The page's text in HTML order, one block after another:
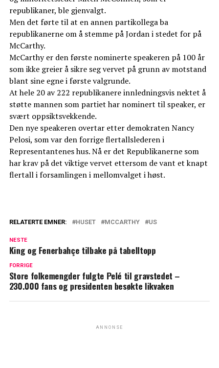
republikaner, ble gjenvalgt.
Men det førte til at en annen partikollega ba
republikanerne om å stemme på Jordan i stedet for på
McCarthy.
McCarthy er den første nominerte speakeren på 100 år
som ikke greier å sikre seg vervet på grunn av motstand
blant sine egne i første valgrunde.
At hele 20 av 222 republikanere innledningsvis nektet å
støtte mannen som partiet har nominert til speaker, er
svært oppsiktsvekkende.
Den nye speakeren overtar etter demokraten Nancy
Pelosi, som var den forrige flertallslederen i
Representantenes hus. Nå er det Republikanerne som
har krav på det viktige vervet ettersom de vant et knapt
flertall i forsamlingen i mellomvalget i høst.
RELATERTE EMNER: HUSET MCCARTHY US
NESTE
King og Fenerbahçe tilbake på tabelltopp
FORRIGE
Store folkemengder fulgte Pelé til gravstedet –
230.000 fans og presidenten besøkte likvaken
ANNONSE